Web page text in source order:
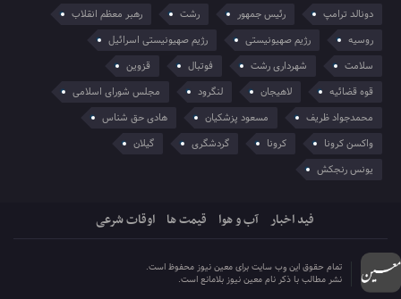
دونالد ترامپ
رئیس جمهور رشت
رهبر معظم انقلاب
روسیه
رژیم صهیونیستی
رژیم صهیونیستی اسرائیل
سلامت
شهرداری رشت فوتبال
قزوین
قوه قضائیه
لاهیجان لنگرود
مجلس شورای اسلامی
محمدجواد ظریف
مسعود پزشکیان
هادی حق شناس
واکسن کرونا
کرونا گردشگری
گیلان
یونس رنجکش
فید اخبار آب و هوا قیمت ها اوقات شرعی
تمام حقوق این وب سایت برای معین نیوز محفوظ است.
نشر مطالب با ذکر نام معین نیوز بلامانع است.